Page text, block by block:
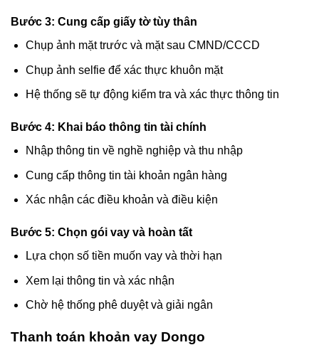
Bước 3: Cung cấp giấy tờ tùy thân
Chụp ảnh mặt trước và mặt sau CMND/CCCD
Chụp ảnh selfie để xác thực khuôn mặt
Hệ thống sẽ tự động kiểm tra và xác thực thông tin
Bước 4: Khai báo thông tin tài chính
Nhập thông tin về nghề nghiệp và thu nhập
Cung cấp thông tin tài khoản ngân hàng
Xác nhận các điều khoản và điều kiện
Bước 5: Chọn gói vay và hoàn tất
Lựa chọn số tiền muốn vay và thời hạn
Xem lại thông tin và xác nhận
Chờ hệ thống phê duyệt và giải ngân
Thanh toán khoản vay Dongo